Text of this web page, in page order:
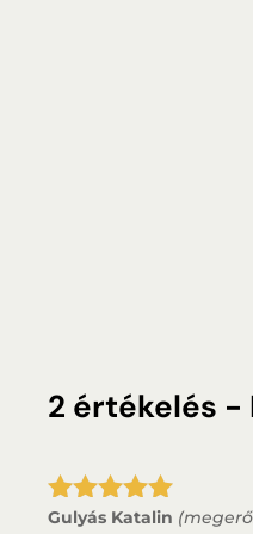
2 értékelés -
Értékelés:
Gulyás Katalin